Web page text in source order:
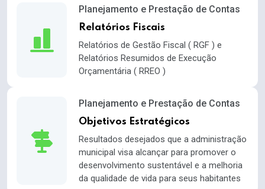
Planejamento e Prestação de Contas
Relatórios Fiscais
Relatórios de Gestão Fiscal ( RGF ) e
Relatórios Resumidos de Execução
Orçamentária ( RREO )
Planejamento e Prestação de Contas
Objetivos Estratégicos
Resultados desejados que a administração
municipal visa alcançar para promover o
desenvolvimento sustentável e a melhoria
da qualidade de vida para seus habitantes